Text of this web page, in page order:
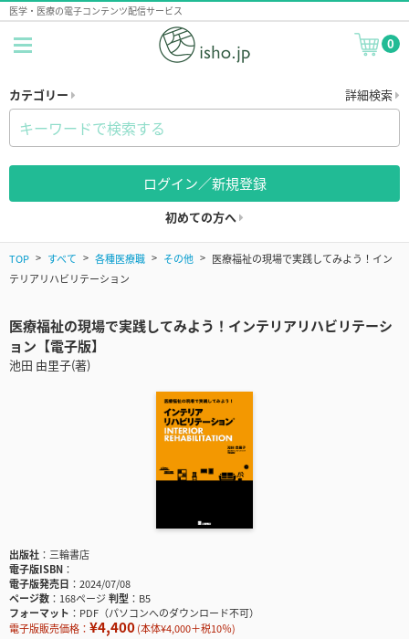
医学・医療の電子コンテンツ配信サービス
0
カテゴリー 詳細検索
ログイン／新規登録
初めての方へ
TOP すべて 各種医療職 その他
医療福祉の現場で実践してみよう！イン
テリアリハビリテーション
医療福祉の現場で実践してみよう！インテリアリハビリテーシ
ョン【電子版】
池田 由里子(著)
出版社
三輪書店
電子版ISBN
電子版発売日
2024/07/08
ページ数
168ページ判型
B5
フォーマット
PDF（パソコンへのダウンロード不可）
電子版販売価格： ¥4,400(本体¥4,000＋税10％)